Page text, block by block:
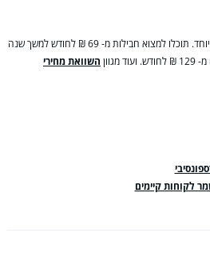
חבילות המחירים נעות בטווח רחב במיוחד. תוכלו למצוא חבילות מ- 69 ₪ לחודש למשך שנה
השוואת מחירי
לקוחות קיימים